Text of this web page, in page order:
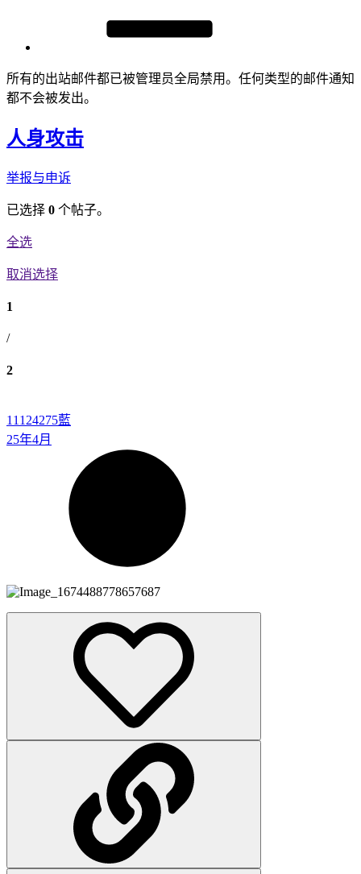
所有的出站邮件都已被管理员全局禁用。任何类型的邮件通知
都不会被发出。
人身攻击
举报与申诉
已选择 0 个帖子。
全选
取消选择
1
/
2
11124275藍
25年4月